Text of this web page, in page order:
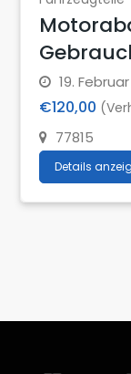
19.
€120,00
77815
Details